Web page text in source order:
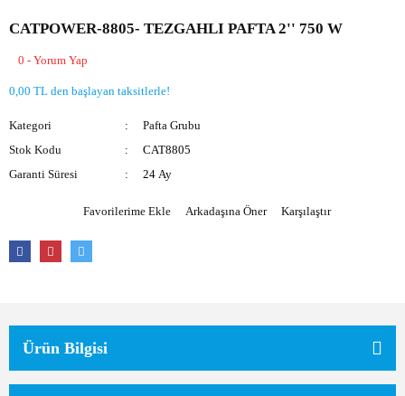
CATPOWER-8805- TEZGAHLI PAFTA 2'' 750 W
0 - Yorum Yap
0,00 TL den başlayan taksitlerle!
Kategori
Pafta Grubu
Stok Kodu
CAT8805
Garanti Süresi
24 Ay
Arkadaşına Öner Karşılaştır
Ürün Bilgisi